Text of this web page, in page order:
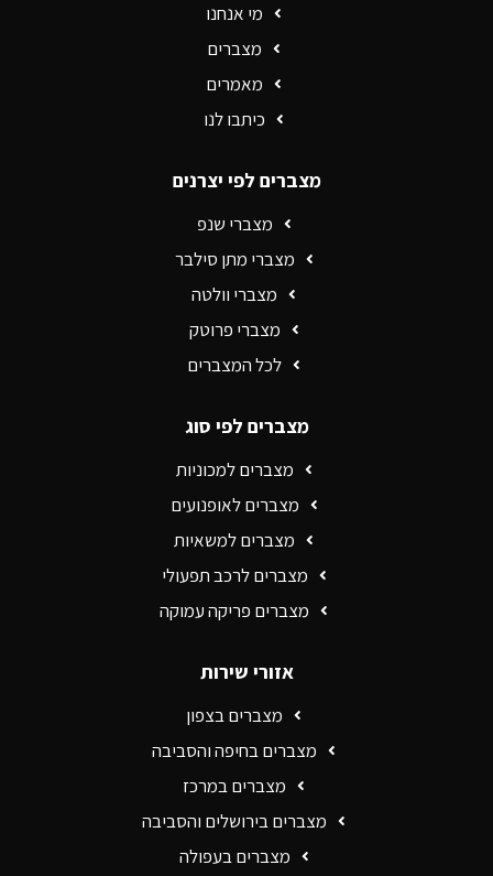
מי אנחנו
מצברים
מאמרים
כיתבו לנו
מצברים לפי יצרנים
מצברי שנפ
מצברי מתן סילבר
מצברי וולטה
מצברי פרוטק
לכל המצברים
מצברים לפי סוג
מצברים למכוניות
מצברים לאופנועים
מצברים למשאיות
מצברים לרכב תפעולי
מצברים פריקה עמוקה
אזורי שירות
מצברים בצפון
מצברים בחיפה והסביבה
מצברים במרכז
מצברים בירושלים והסביבה
מצברים בעפולה